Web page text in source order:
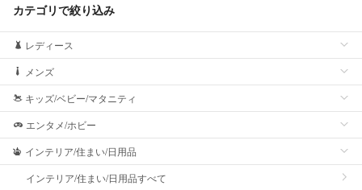
カテゴリで絞り込み
レディース
メンズ
キッズ/ベビー/マタニティ
エンタメ/ホビー
インテリア/住まい/日用品
インテリア/住まい/日用品すべて